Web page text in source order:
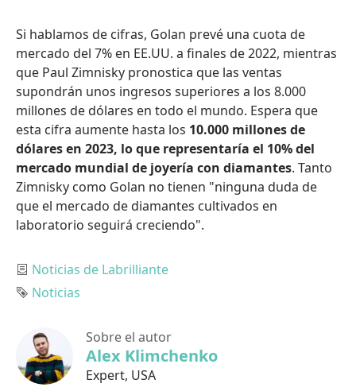
Si hablamos de cifras, Golan prevé una cuota de
mercado del 7% en EE.UU. a finales de 2022, mientras
que Paul Zimnisky pronostica que las ventas
supondrán unos ingresos superiores a los 8.000
millones de dólares en todo el mundo. Espera que
esta cifra aumente hasta los 10.000 millones de
dólares en 2023, lo que representaría el 10% del
mercado mundial de joyería con diamantes. Tanto
Zimnisky como Golan no tienen "ninguna duda de
que el mercado de diamantes cultivados en
laboratorio seguirá creciendo".
Categoría
Noticias de Labrilliante
Etiqueta
Noticias
Sobre el autor
Alex Klimchenko
Expert, USA